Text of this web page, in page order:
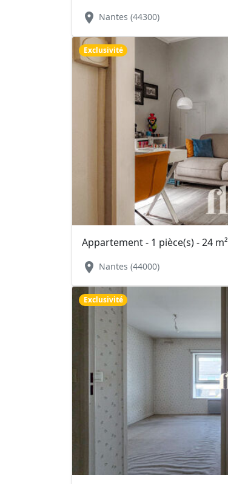
location_on Nantes (44300)
Exclusivité
Appartement - 1 pièce(s) - 24 m²
location_on Nantes (44000)
Exclusivité